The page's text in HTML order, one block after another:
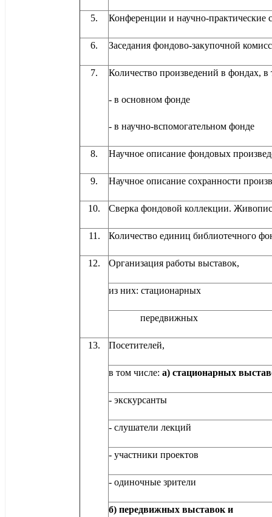
5. Конференции и научно-
6. Заседания фондово-закупочной
7. Количество произведений в фондах, в
- в основном фонде
- в научно-вспомогательном фонде
8. Научное описание фондовых
9. Научное описание сохранности
10. Сверка фондовой коллекции.
11. Количество единиц библиотечного
12. Организация работы
из них: стационарных
передвижных
13.
в том числе: а) стационарных
- экскурсанты
- слушатели лекций
- участники проектов
- одиночные зрители
б) передвижных выставок и